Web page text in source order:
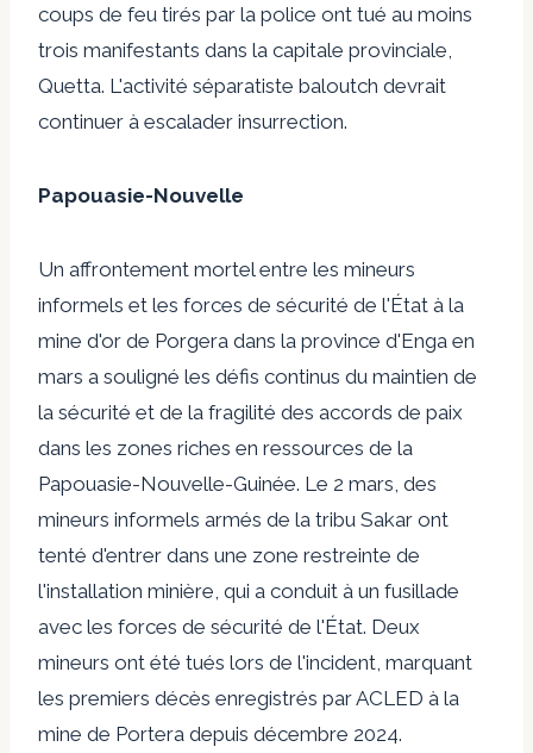
coups de feu tirés par la police ont tué au moins
trois manifestants dans la capitale provinciale,
Quetta. L'activité séparatiste baloutch devrait
continuer à escalader insurrection.
Papouasie-Nouvelle
Un affrontement mortel entre les mineurs
informels et les forces de sécurité de l'État à la
mine d'or de Porgera dans la province d'Enga en
mars a souligné les défis continus du maintien de
la sécurité et de la fragilité des accords de paix
dans les zones riches en ressources de la
Papouasie-Nouvelle-Guinée. Le 2 mars, des
mineurs informels armés de la tribu Sakar ont
tenté d'entrer dans une zone restreinte de
l'installation minière, qui a conduit à un fusillade
avec les forces de sécurité de l'État. Deux
mineurs ont été tués lors de l'incident, marquant
les premiers décès enregistrés par ACLED à la
mine de Portera depuis décembre 2024.